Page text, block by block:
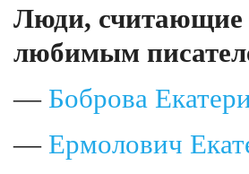
Люди, считающие
любимым
— Боброва
— Ермолович